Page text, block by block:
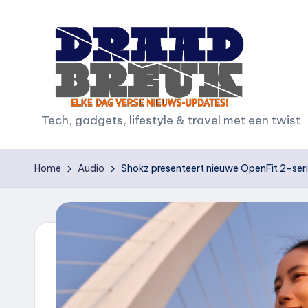
D
r
a
Tech, gadgets, lifestyle & travel met een twist
Home Audio Shokz presenteert nieuwe OpenFit 2-